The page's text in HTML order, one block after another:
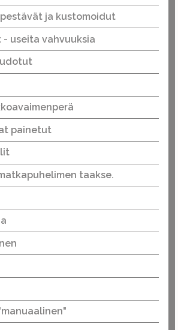
ja kustomoidut
- useita vahvuuksia
painetut
taakse.